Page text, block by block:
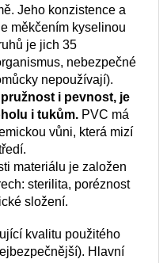
Jeho konzistence a
měkčením kyselinou
je jich 35
nebezpečné
nepoužívají).
i pevnost, je
i tukům. PVC má
vůni, která mizí
materiálu je založen
sterilita, poréznost
složení.
kvalitu použitého
Hlavní